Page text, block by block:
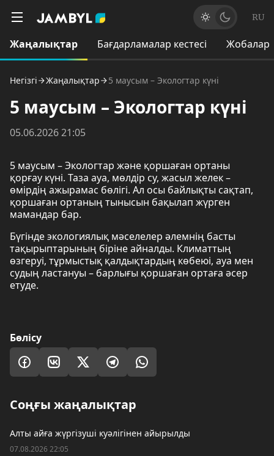
RU
Жаңалықтар Бағдарламалар кестесі Жобалар
Негізгі Жаңалықтар 5 маусым – Экологтар күні
5 маусым – Экологтар күні
05.06.2026 21:05
5 маусым – Экологтар және қоршаған ортаны
қорғау күні. Таза ауа, мөлдір су, жасыл желек –
өмірдің ажырамас бөлігі. Ал осы байлықты сақтап,
қоршаған ортаның тынысын бақылап жүрген
мамандар бар.
Бүгінде экологиялық мәселелер әлемнің басты
тақырыптарының біріне айналды. Климаттың
өзгеруі, тұрмыстық қалдықтардың көбеюі, ауа мен
судың ластануы – барлығы қоршаған ортаға әсер
етуде.
Бөлісу
Соңғы жаңалықтар
Алты айға жүргізуші куәлігінен айырылды
07.08.2026 22:05